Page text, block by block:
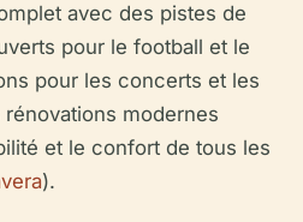
avec des pistes de
pour le football et le
pour les concerts et les
modernes
et le confort de tous les
).